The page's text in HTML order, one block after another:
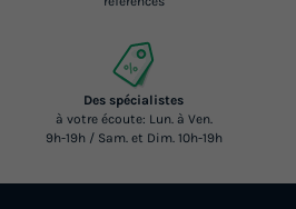
Des spécialistes
à votre écoute: Lun. à Ven.
9h-19h / Sam. et Dim. 10h-19h